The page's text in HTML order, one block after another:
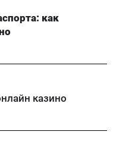
как
казино